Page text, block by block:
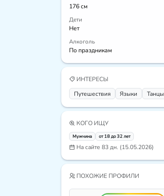
176 см
Дети
Нет
Алкоголь
По праздникам
ИНТЕРЕСЫ
Путешествия
Языки Танцы
КОГО ИЩУ
Мужчина от 18 до 32 лет
На сайте 83 дн. (15.05.2026)
ПОХОЖИЕ ПРОФИЛИ